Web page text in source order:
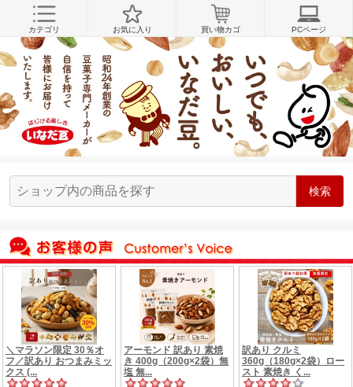
カテゴリ お気に入り 買い物カゴ PCページ